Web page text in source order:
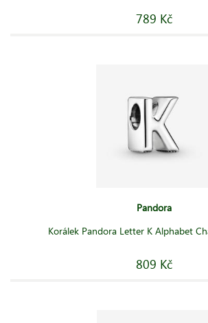
789 Kč
Pandora
Korálek Pandora Letter K Alphabet
809 Kč